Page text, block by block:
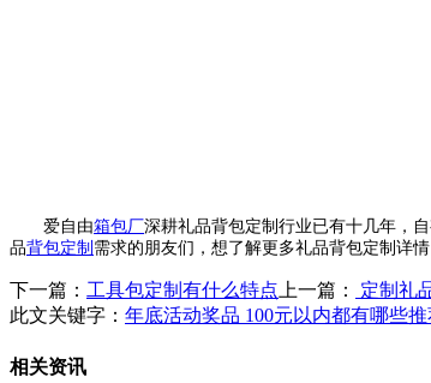
爱自由箱包厂深耕礼品背包定制行业已有十几年，
品背包定制 需求的朋友们，想了解更多礼品背包定制详
下一篇： 工具包定制有什么特点 上一篇：
定制礼
此文关键字： 年底活动奖品 100元以内都有哪些推
相关资讯